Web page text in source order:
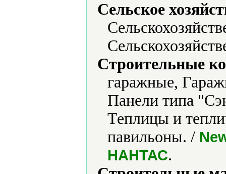
Сельское
Строительные
гаражные,
Панели типа
Теплицы и
павильоны. /
НАНТАС.